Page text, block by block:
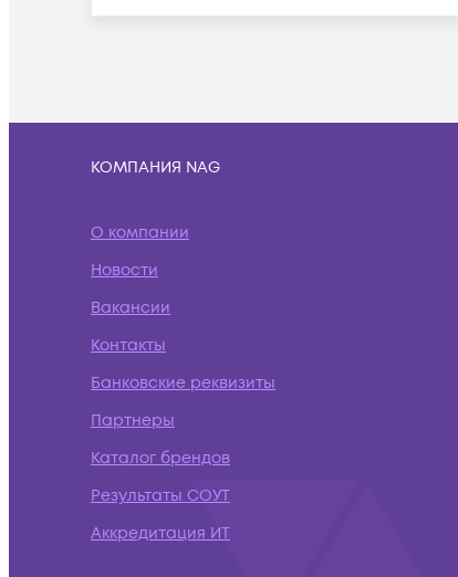
КОМПАНИЯ NAG
О компании
Новости
Вакансии
Контакты
Банковские реквизиты
Партнеры
Каталог брендов
Результаты СОУТ
Аккредитация ИТ